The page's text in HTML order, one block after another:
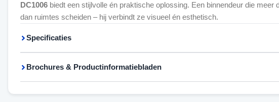
DC1006 biedt een stijlvolle én praktische oplossing. Een binnendeur die meer
dan ruimtes scheiden – hij verbindt ze visueel én esthetisch.
Specificaties
Brochures & Productinformatiebladen